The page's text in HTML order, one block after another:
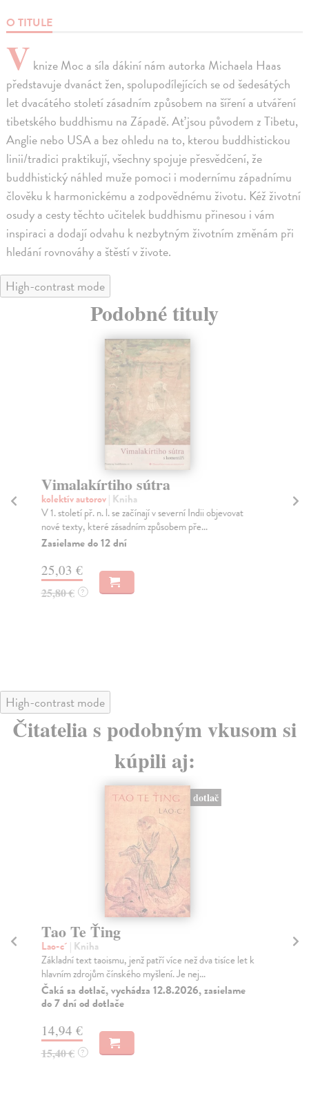
O TITULE
V knize Moc a síla dákiní nám autorka Michaela Haas
představuje dvanáct žen, spolupodílejících se od šedesátých
let dvacátého století zásadním způsobem na šíření a utváření
tibetského buddhismu na Západě. Ať jsou původem z Tibetu,
Anglie nebo USA a bez ohledu na to, kterou buddhistickou
linii/tradici praktikují, všechny spojuje přesvědčení, že
buddhistický náhled muže pomoci i modernímu západnímu
člověku k harmonickému a zodpovědnému životu. Kéž životní
osudy a cesty těchto učitelek buddhismu přinesou i vám
inspiraci a dodají odvahu k nezbytným životním změnám při
hledání rovnováhy a štěstí v živote.
High-contrast mode
Podobné tituly
Vimalakírtiho sútra
kolektív autorov| Kniha
V 1. století př. n. l. se začínají v severní Indii objevovat
nové texty, které zásadním způsobem pře...
Zasielame do 12 dní
25,03 €
25,80 € ?
High-contrast mode
Čitatelia s podobným vkusom si
kúpili aj:
dotlač
Tao Te Ťing
Lao-c´ | Kniha
Základní text taoismu, jenž patří více než dva tisíce let k
hlavním zdrojům čínského myšlení. Je nej...
Čaká sa dotlač, vychádza 12.8.2026, zasielame
do 7 dní od dotlače
14,94 €
15,40 € ?